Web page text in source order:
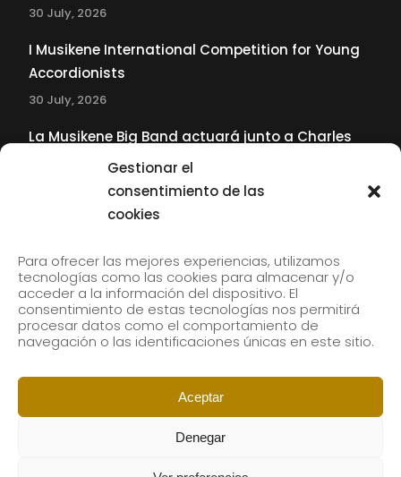
Gestionar el
consentimiento de las
cookies
Para ofrecer las mejores experiencias, utilizamos
tecnologías como las cookies para almacenar y/o
acceder a la información del dispositivo. El
consentimiento de estas tecnologías nos permitirá
procesar datos como el comportamiento de
navegación o las identificaciones únicas en este sitio.
Aceptar
Denegar
30 July, 2026
I Musikene International Competition for Young
Accordionists
30 July, 2026
La Musikene Big Band actuará junto a Charles
Tolliver en el 61 Jazzaldia
Subscribe to our newsletter to receive our news by
email.